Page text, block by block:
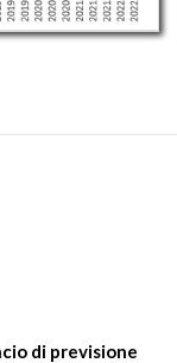
di previsione